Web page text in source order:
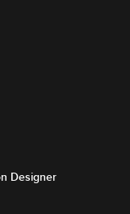
Designer